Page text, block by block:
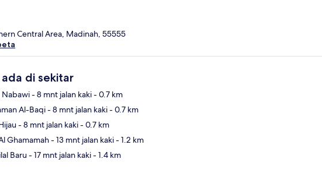
Central Area, Madinah, 55555
ada di sekitar
Nabawi- 8 mnt jalan kaki- 0.7 km
Al-Baqi- 8 mnt jalan kaki- 0.7 km
- 8 mnt jalan kaki- 0.7 km
Ghamamah- 13 mnt jalan kaki- 1.2 km
Baru- 17 mnt jalan kaki- 1.4 km